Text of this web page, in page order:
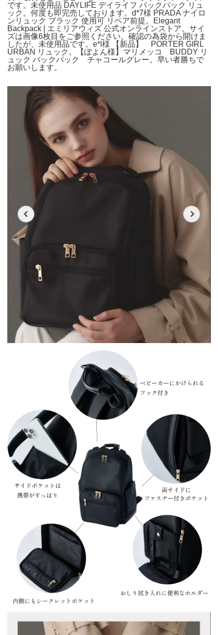
です。未使用品 DAYLIFE デイライフ バックパック リュ
ック。何度も即完売しております。d*7様 PRADA ナイロ
ンリュック ブラック 使用可 リペア前提。Elegant
Backpack | エミリアウィズ 公式オンラインストア。サイ
ズは画像6枚目をご参照ください。確認の為袋から開けま
したが、未使用品です。e*l様 【新品】 PORTER GIRL
URBAN リュック。【ぽよん様】マリメッコ BUDDY リ
ュック バックパック チャコールグレー。早い者勝ちで
お願いします。